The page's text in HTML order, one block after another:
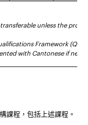
unless the
Framework (QF
with Cantonese if
課程，包括上述課程。